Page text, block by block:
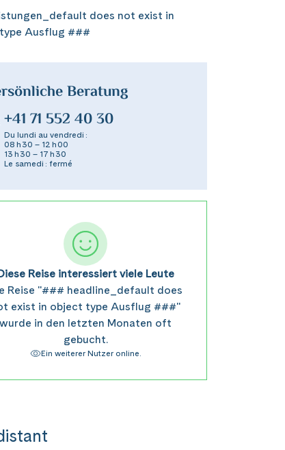
does not exist in
Ausflug ###
Beratung
+41 71 552 40 30
Du lundi au vendredi :
08 h 30 – 12 h 00
13 h 30 – 17 h 30
Le samedi : fermé
Reise interessiert viele Leute
Reise "### headline_default does
exist in object type Ausflug ###"
wurde in den letzten Monaten oft
gebucht.
Ein weiterer Nutzer online.